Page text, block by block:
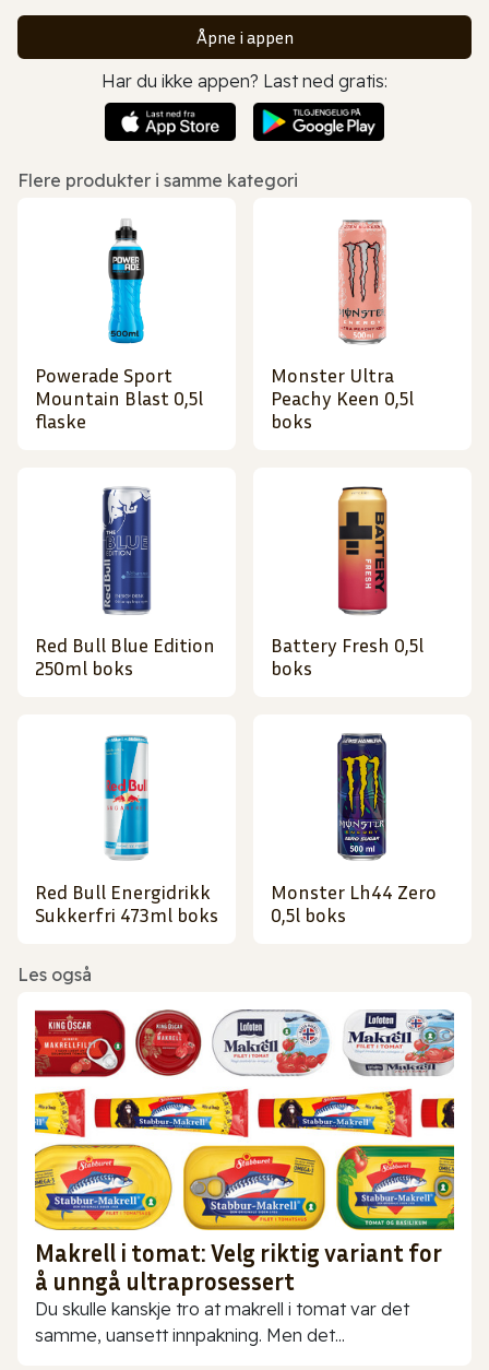
Åpne i appen
Har du ikke appen? Last ned gratis:
Flere produkter i samme kategori
Powerade Sport
Mountain Blast 0,5l
flaske
Monster Ultra
Peachy Keen 0,5l
boks
Red Bull Blue Edition
250ml boks
Battery Fresh 0,5l
boks
Red Bull Energidrikk
Sukkerfri 473ml boks
Monster Lh44 Zero
0,5l boks
Les også
Makrell i tomat: Velg riktig variant for
å unngå ultraprosessert
Du skulle kanskje tro at makrell i tomat var det
samme, uansett innpakning. Men det...